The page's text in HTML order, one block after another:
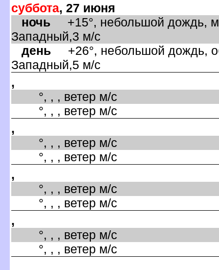
суббота, 27 июня
ночь +15°, небольшой дождь,
Западный,3 м/с
день +26°, небольшой дождь,
Западный,5 м/с
,
°, , , ветер м/с
°, , , ветер м/с
,
°, , , ветер м/с
°, , , ветер м/с
,
°, , , ветер м/с
°, , , ветер м/с
,
°, , , ветер м/с
°, , , ветер м/с